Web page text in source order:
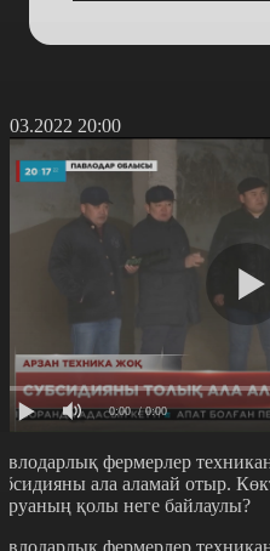
20:00
0:00 / 0:00
фермерлер
ала аламай отыр.
қолы неге байлаулы?
фермерлер